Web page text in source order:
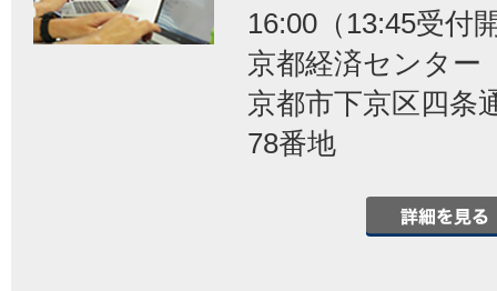
16:00（13:45受付
京都経済センタ
京都市下京区四条
78番地